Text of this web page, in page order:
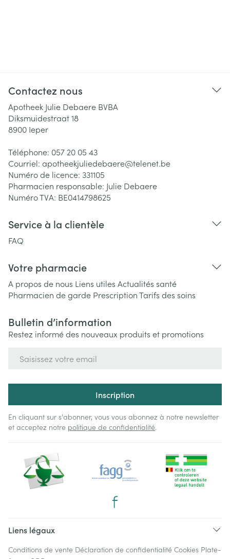
Contactez nous
Apotheek Julie Debaere BVBA
Diksmuidestraat 18
8900 Ieper
Téléphone: 057 20 05 43
Courriel: apotheekjuliedebaere@telenet.be
Numéro de licence: 331105
Pharmacien responsable: Julie Debaere
Numéro TVA: BE0414798625
Service à la clientèle
FAQ
Votre pharmacie
A propos de nous Liens utiles Actualités santé
Pharmacien de garde PrescriptionTarifs des soins
Bulletin d’information
Restez informé des nouveaux produits et promotions
Inscription
En cliquant sur s'abonner, vous vous abonnez à notre newsletter
et acceptez notre politique de confidentialité.
Liens légaux
Conditions de vente Déclaration de confidentialité Cookies Plate-